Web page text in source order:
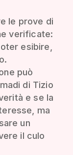
le prove di
verificate:
esibire,
può
di Tizio
e se la
ma
un
il culo